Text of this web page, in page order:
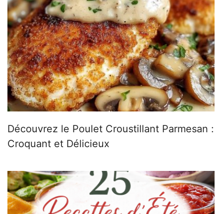
Découvrez le Poulet Croustillant Parmesan :
Croquant et Délicieux